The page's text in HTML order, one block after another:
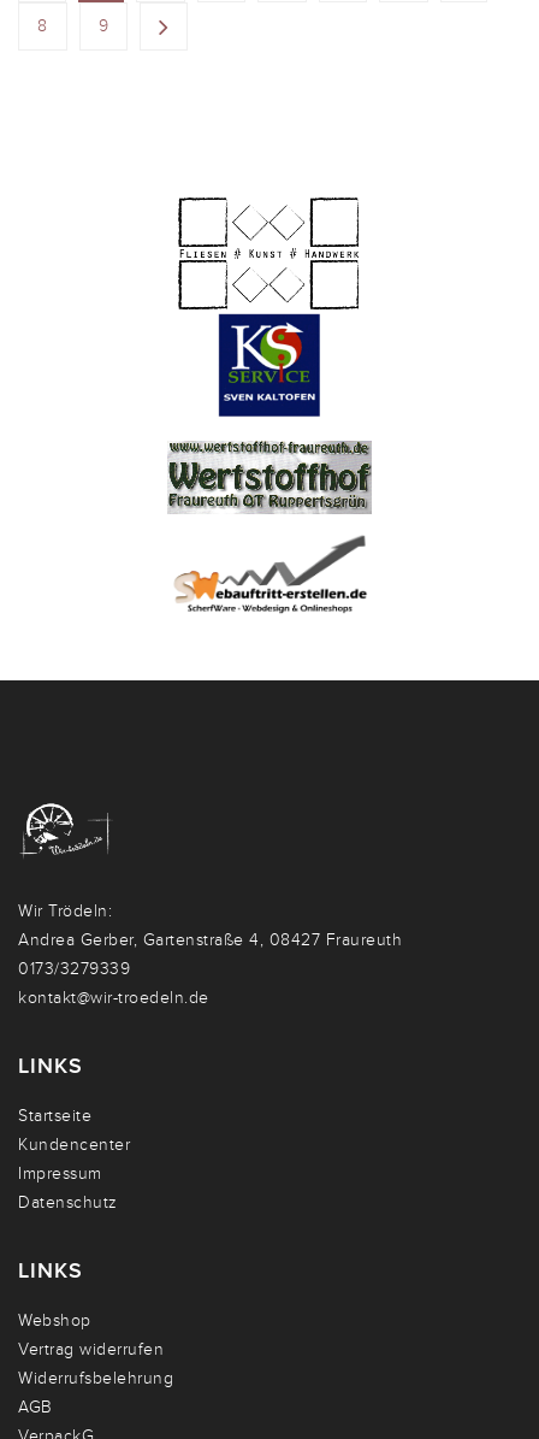
8 9
Wir Trödeln:
Andrea Gerber, Gartenstraße 4, 08427 Fraureuth
0173/3279339
kontakt@wir-troedeln.de
LINKS
Startseite
Kundencenter
Impressum
Datenschutz
LINKS
Webshop
Vertrag widerrufen
Widerrufsbelehrung
AGB